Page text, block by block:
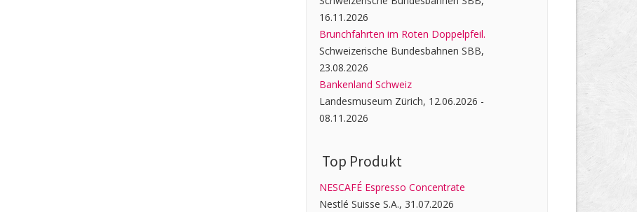
16.11.2026
Brunchfahrten im Roten Doppelpfeil.
Schweizerische Bundesbahnen SBB,
23.08.2026
Bankenland Schweiz
Landesmuseum Zürich, 12.06.2026 -
08.11.2026
Top Produkt
NESCAFÉ Espresso Concentrate
Nestlé Suisse S.A., 31.07.2026